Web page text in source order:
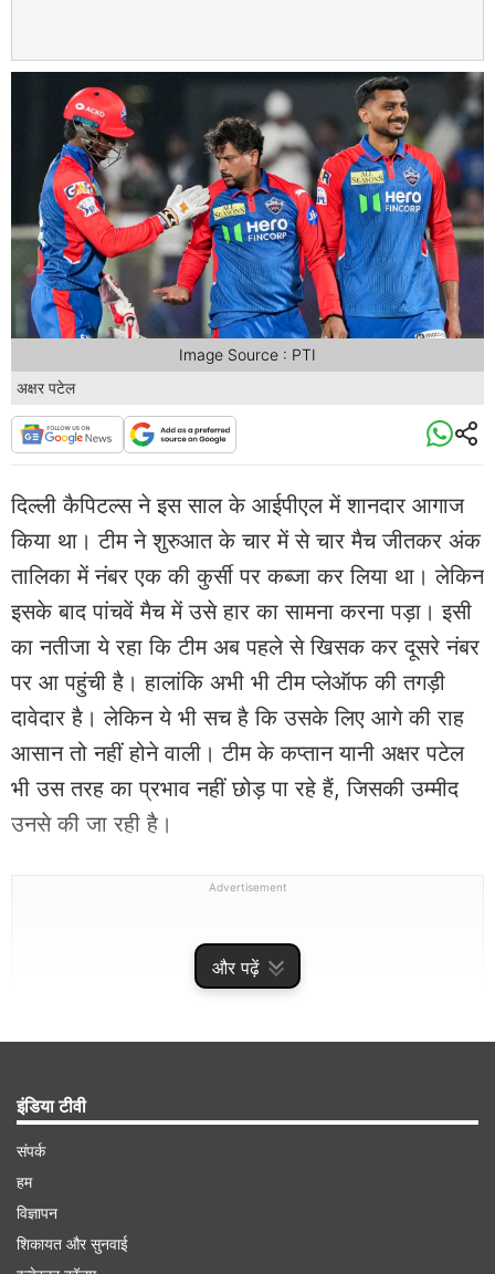
और पढ़ें
अक्षर पटेल
Image Source : PTI
दिल्ली कैपिटल्स ने इस साल के आईपीएल में शानदार आगाज
किया था। टीम ने शुरुआत के चार में से चार मैच जीतकर अंक
तालिका में नंबर एक की कुर्सी पर कब्जा कर लिया था। लेकिन
इसके बाद पांचवें मैच में उसे हार का सामना करना पड़ा। इसी
का नतीजा ये रहा कि टीम अब पहले से खिसक कर दूसरे नंबर
पर आ पहुंची है। हालांकि अभी भी टीम प्लेऑफ की तगड़ी
दावेदार है। लेकिन ये भी सच है कि उसके लिए आगे की राह
आसान तो नहीं होने वाली। टीम के कप्तान यानी अक्षर पटेल
भी उस तरह का प्रभाव नहीं छोड़ पा रहे हैं, जिसकी उम्मीद
उनसे की जा रही है।
Advertisement
अक्षर पटेल ने इस साल के आईपीएल में अभी तक नहीं लिया
एक भी विकेट
इंडिया टीवी
संपर्क
हम
विज्ञापन
शिकायत और सुनवाई